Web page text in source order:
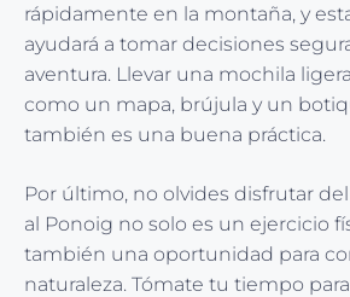
rápidamente en la montaña, y
ayudará a tomar decisiones
aventura. Llevar una mochila
como un mapa, brújula y un
también es una buena práctica.
Por último, no olvides disfrutar
al Ponoig no solo es un ejercicio
también una oportunidad para
naturaleza. Tómate tu tiempo